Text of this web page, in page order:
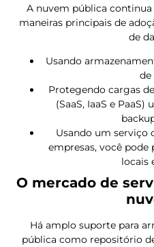
A nuvem pública
maneiras principais de
de
Usando
de
Protegendo cargas
(SaaS, IaaS e
Usando um serviço
empresas, você
locais
O mercado de
Há amplo suporte para
pública como repositório